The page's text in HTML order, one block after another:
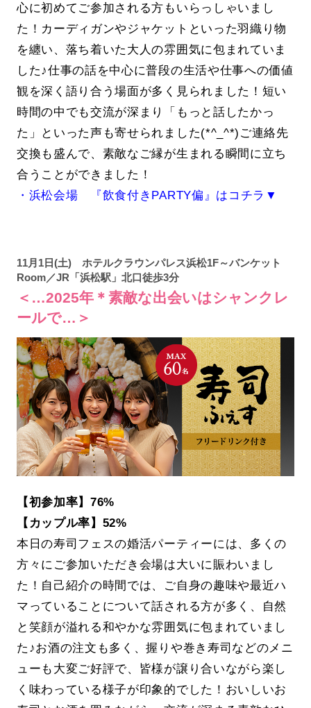
心に初めてご参加される方もいらっしゃいまし
た！カーディガンやジャケットといった羽織り物
を纏い、落ち着いた大人の雰囲気に包まれていま
した♪仕事の話を中心に普段の生活や仕事への価値
観を深く語り合う場面が多く見られました！短い
時間の中でも交流が深まり「もっと話したかっ
た」といった声も寄せられました(*^_^*)ご連絡先
交換も盛んで、素敵なご縁が生まれる瞬間に立ち
合うことができました！
・浜松会場 『飲食付きPARTY偏』はコチラ▼
11月1日(土) ホテルクラウンパレス浜松1F～バンケット
Room／JR「浜松駅」北口徒歩3分
＜…2025年＊素敵な出会いはシャンクレ
ールで…＞
【初参加率】76%
【カップル率】52%
本日の寿司フェスの婚活パーティーには、多くの
方々にご参加いただき会場は大いに賑わいまし
た！自己紹介の時間では、ご自身の趣味や最近ハ
マっていることについて話される方が多く、自然
と笑顔が溢れる和やかな雰囲気に包まれていまし
た♪お酒の注文も多く、握りや巻き寿司などのメニ
ューも大変ご好評で、皆様が譲り合いながら楽し
く味わっている様子が印象的でした！おいしいお